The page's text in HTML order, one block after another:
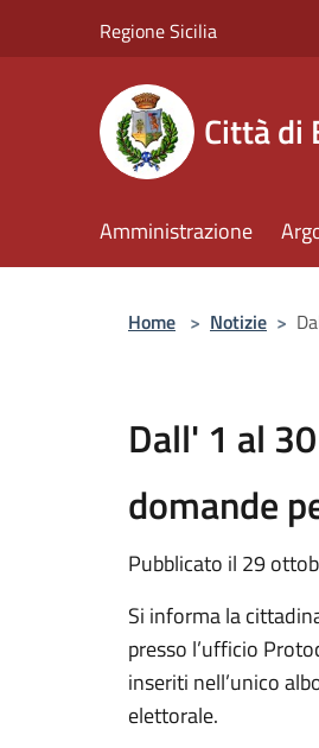
Regione Sicilia
Città di
Amministrazione
Home > Notizie >
Dall' 1 al
domande
Pubblicato il 29
Si informa la
presso l’ufficio
inseriti nell’unico
elettorale.